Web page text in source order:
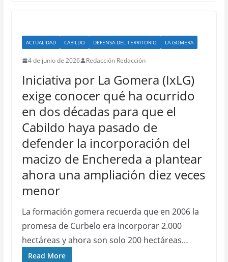
ACTUALIDAD CABILDO DEFENSA DEL TERRITORIO LA GOMERA
4 de junio de 2026 Redacción Redacción
Iniciativa por La Gomera (IxLG)
exige conocer qué ha ocurrido
en dos décadas para que el
Cabildo haya pasado de
defender la incorporación del
macizo de Enchereda a plantear
ahora una ampliación diez veces
menor
La formación gomera recuerda que en 2006 la
promesa de Curbelo era incorporar 2.000
hectáreas y ahora son solo 200 hectáreas…
Read More